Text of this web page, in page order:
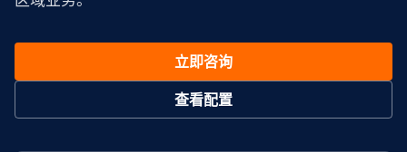
立即咨询
查看配置